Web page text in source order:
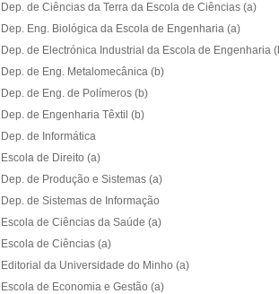
Dep. de Ciências da Terra da Escola de Ciências (a)
Dep. Eng. Biológica da Escola de Engenharia (a)
Dep. de Electrónica Industrial da Escola de Engenharia
Dep. de Eng. Metalomecânica (b)
Dep. de Eng. de Polímeros (b)
Dep. de Engenharia Têxtil (b)
Dep. de Informática
Escola de Direito (a)
Dep. de Produção e Sistemas (a)
Dep. de Sistemas de Informação
Escola de Ciências da Saúde (a)
Escola de Ciências (a)
Editorial da Universidade do Minho (a)
Escola de Economia e Gestão (a)